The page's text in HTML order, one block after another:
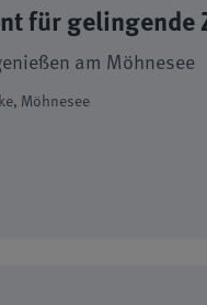
für gelingende
am Möhnesee
Möhnesee